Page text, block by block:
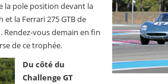
la pole position devant la
et la Ferrari 275 GTB de
Rendez-vous demain en fin
de ce trophée.
Du côté du
Challenge GT